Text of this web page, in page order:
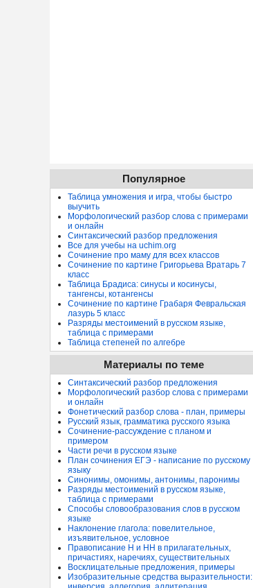
Популярное
Таблица умножения и игра, чтобы быстро
выучить
Морфологический разбор слова с примерами
и онлайн
Синтаксический разбор предложения
Все для учебы на uchim.org
Сочинение про маму для всех классов
Сочинение по картине Григорьева Вратарь 7
класс
Таблица Брадиса: синусы и косинусы,
тангенсы, котангенсы
Сочинение по картине Грабаря Февральская
лазурь 5 класс
Разряды местоимений в русском языке,
таблица с примерами
Таблица степеней по алгебре
Материалы по теме
Синтаксический разбор предложения
Морфологический разбор слова с примерами
и онлайн
Фонетический разбор слова - план, примеры
Русский язык, грамматика русского языка
Сочинение-рассуждение с планом и
примером
Части речи в русском языке
План сочинения ЕГЭ - написание по русскому
языку
Синонимы, омонимы, антонимы, паронимы
Разряды местоимений в русском языке,
таблица с примерами
Способы словообразования слов в русском
языке
Наклонение глагола: повелительное,
изъявительное, условное
Правописание Н и НН в прилагательных,
причастиях, наречиях, существительных
Восклицательные предложения, примеры
Изобразительные средства выразительности: